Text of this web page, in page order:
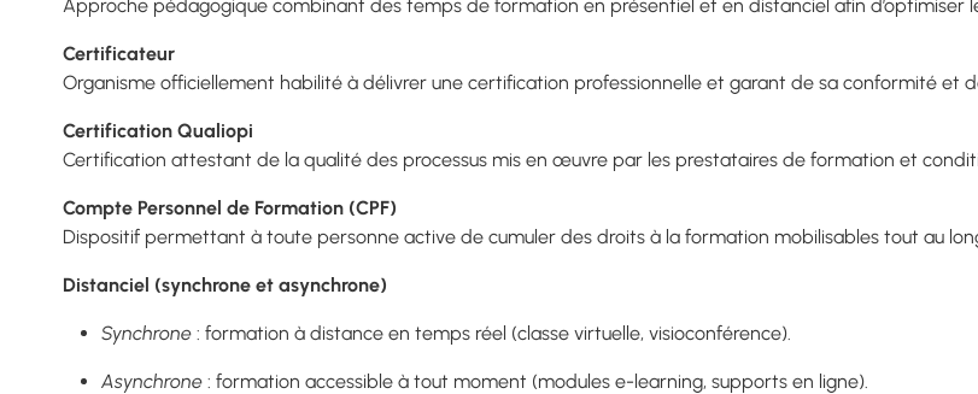
Approche pédagogique combinant des temps de formation en présentiel et en distanciel afin d’optimiser
Certificateur
Organisme officiellement habilité à délivrer une certification professionnelle et garant de sa conformité et
Certification Qualiopi
Certification attestant de la qualité des processus mis en œuvre par les prestataires de formation et
Compte Personnel de Formation (CPF)
Dispositif permettant à toute personne active de cumuler des droits à la formation mobilisables tout au
Distanciel (synchrone et asynchrone)
Synchrone : formation à distance en temps réel (classe virtuelle, visioconférence).
Asynchrone : formation accessible à tout moment (modules e-learning, supports en ligne).